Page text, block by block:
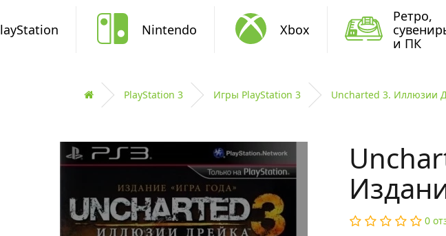
Nintendo Xbox
Ретро,
и ПК
PlayStation 3 Игры PlayStation 3 Uncharted 3. Иллюзии
0